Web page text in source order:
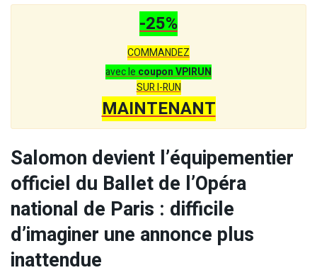
-25%
COMMANDEZ
avec lecoupon VPIRUN
SUR I-RUN
MAINTENANT
Salomon devient l’équipementier
officiel du Ballet de l’Opéra
national de Paris : difficile
d’imaginer une annonce plus
inattendue